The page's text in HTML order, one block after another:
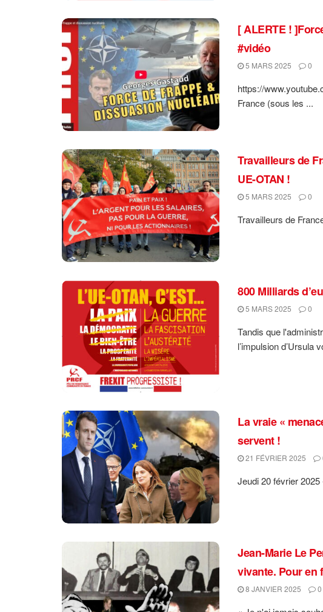
[ ALERTE !
#vidéo
5 MARS 2025 0
https://
France (sous les ...
Travailleurs de
UE-OTAN !
5 MARS 2025 0
Travailleurs de
800 Milliards
5 MARS 2025 0
Tandis que
l’impulsion d’Ursula
La vraie «
servent !
21 FÉVRIER 2025
Jeudi 20 février
Jean-Marie Le
vivante. Pour en
8 JANVIER 2025 0